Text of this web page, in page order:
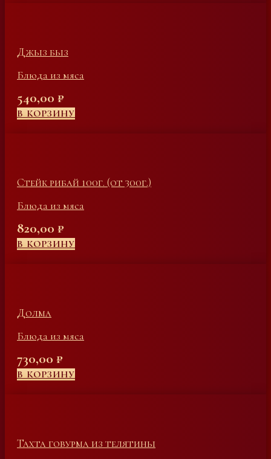
Джыз быз
Блюда из мяса
540,00 ₽
В КОРЗИНУ
Стейк рибай 100г. (от 300г.)
Блюда из мяса
820,00 ₽
В КОРЗИНУ
Долма
Блюда из мяса
730,00 ₽
В КОРЗИНУ
Тахта говурма из телятины